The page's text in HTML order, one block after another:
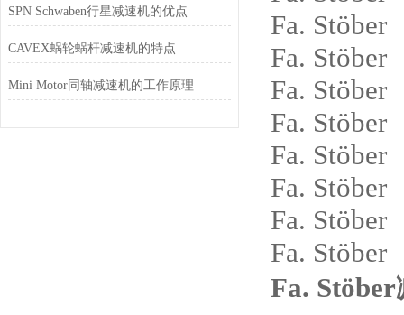
SPN Schwaben行星减速机的优点
CAVEX蜗轮蜗杆减速机的特点
Mini Motor同轴减速机的工作原理
Fa.
Fa.
Fa.
Fa.
Fa.
Fa.
Fa.
Fa.
Fa. Stöber